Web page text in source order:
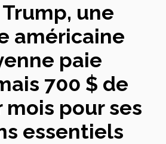
une
américaine
paie
700 $ de
mois pour ses
essentiels